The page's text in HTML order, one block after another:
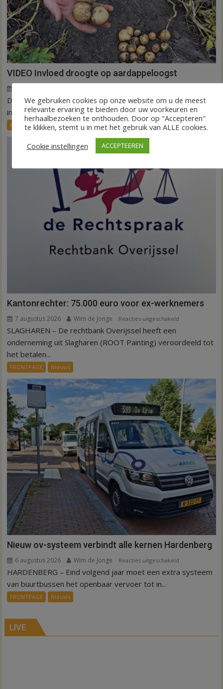
VIDEO Invloed droogte op aardappeloogst
VIDEO
Invloed
droogte
op
DEDEMSVAART – De extreme droogte van deze zomer laat
in de akkerbouw zijn sporen na. Vooral...
FRONTPAGE Nieuws
Kantonrechter: 75.000 euro voor ex-werknemers
7 augustus 2026 Wim de Jonge Reacties uitgeschakeld
75.000
werknemers
SLAGHAREN – De rechtbank Overijssel heeft een
onderneming uit Slagharen (ROOT Painting) veroordeeld tot
het betalen...
FRONTPAGE Nieuws
Nieuw ov-systeem verbindt alle kernen Hardenberg
6 augustus 2026 Wim de Jonge Reacties uitgeschakeld
Nieuw
Hardenberg
HARDENBERG – Eind volgend jaar moet een extra systeem
van buurtbussen het openbaar vervoer tot in...
FRONTPAGE Nieuws
LIVE
We gebruiken cookies op onze website om u de meest
relevante ervaring te bieden door uw voorkeuren en
herhaalbezoeken te onthouden. Door op "Accepteren"
te klikken, stemt u in met het gebruik van ALLE cookies.
Cookie instellingen
ACCEPTEEREN